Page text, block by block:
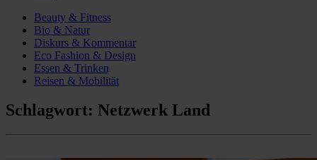
Beauty & Fitness
Bio & Natur
Diskurs & Kommentar
Eco Fashion & Design
Essen & Trinken
Reisen & Mobilität
Schlagwort: Netzwerk Land